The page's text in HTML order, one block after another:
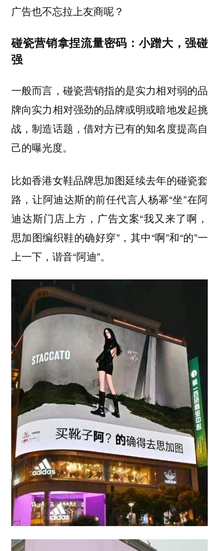
广告也不忘拉上友商呢？
碰瓷营销拿捏流量密码：小蹭大，强碰
强
一般而言，碰瓷营销指的是实力相对弱的品
牌向实力相对强劲的品牌或明或暗地发起挑
战，制造话题，借对方已有的知名度提高自
己的曝光度。
比如香港女鞋品牌思加图延续去年的碰瓷套
路，让阿迪达斯的前任代言人杨幂“坐”在阿
迪达斯门店上方，广告文案“我又来了啊，
思加图编织鞋的确好穿”，其中“啊”和“的”一
上一下，谐音“阿迪”。